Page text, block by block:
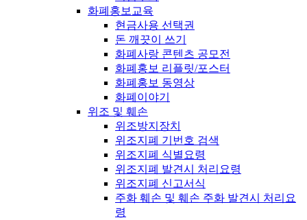
화폐홍보교육
현금사용 선택권
돈 깨끗이 쓰기
화폐사랑 콘텐츠 공모전
화폐홍보 리플릿/포스터
화폐홍보 동영상
화폐이야기
위조 및 훼손
위조방지장치
위조지폐 기번호 검색
위조지폐 식별요령
위조지폐 발견시 처리요령
위조지폐 신고서식
주화 훼손 및 훼손 주화 발견시 처리요
령